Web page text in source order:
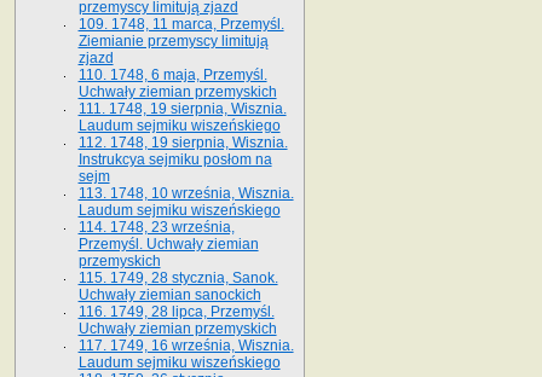
przemyscy limitują zjazd
109. 1748, 11 marca, Przemyśl.
Ziemianie przemyscy limitują
zjazd
110. 1748, 6 maja, Przemyśl.
Uchwały ziemian przemyskich
111. 1748, 19 sierpnia, Wisznia.
Laudum sejmiku wiszeńskiego
112. 1748, 19 sierpnia, Wisznia.
Instrukcya sejmiku posłom na
sejm
113. 1748, 10 września, Wisznia.
Laudum sejmiku wiszeńskiego
114. 1748, 23 września,
Przemyśl. Uchwały ziemian
przemyskich
115. 1749, 28 stycznia, Sanok.
Uchwały ziemian sanockich
116. 1749, 28 lipca, Przemyśl.
Uchwały ziemian przemyskich
117. 1749, 16 września, Wisznia.
Laudum sejmiku wiszeńskiego